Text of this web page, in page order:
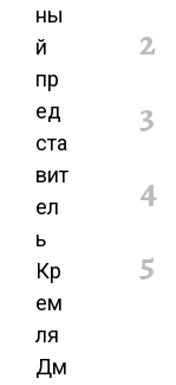
ны
й
пр
ед
ста
вит
ел
ь
Кр
ем
ля
Дм